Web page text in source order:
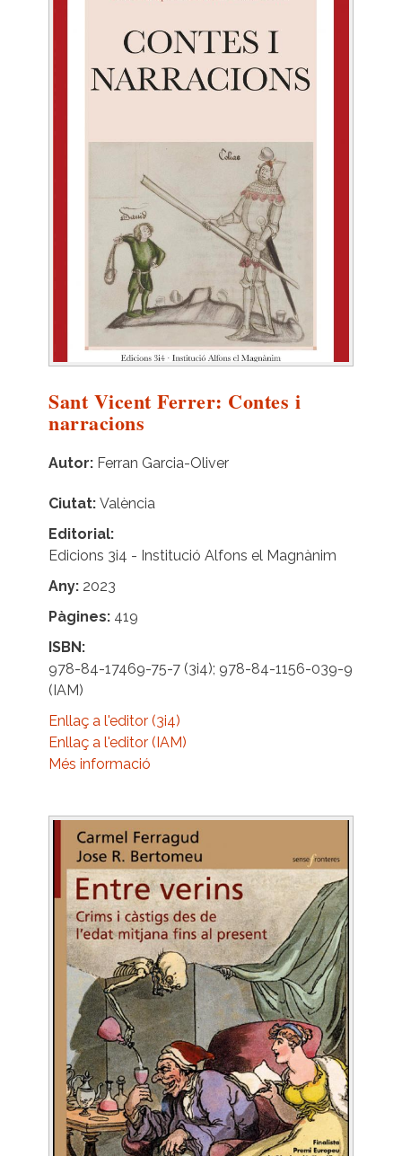
Sant Vicent Ferrer: Contes i
narracions
Autor Ferran Garcia-Oliver
Ciutat València
Editorial
Edicions 3i4 - Institució Alfons el Magnànim
Any 2023
Pàgines 419
ISBN
978-84-17469-75-7 (3i4); 978-84-1156-039-9
(IAM)
Enllaç a l'editor (3i4)
Enllaç a l'editor (IAM)
Més informació
Image